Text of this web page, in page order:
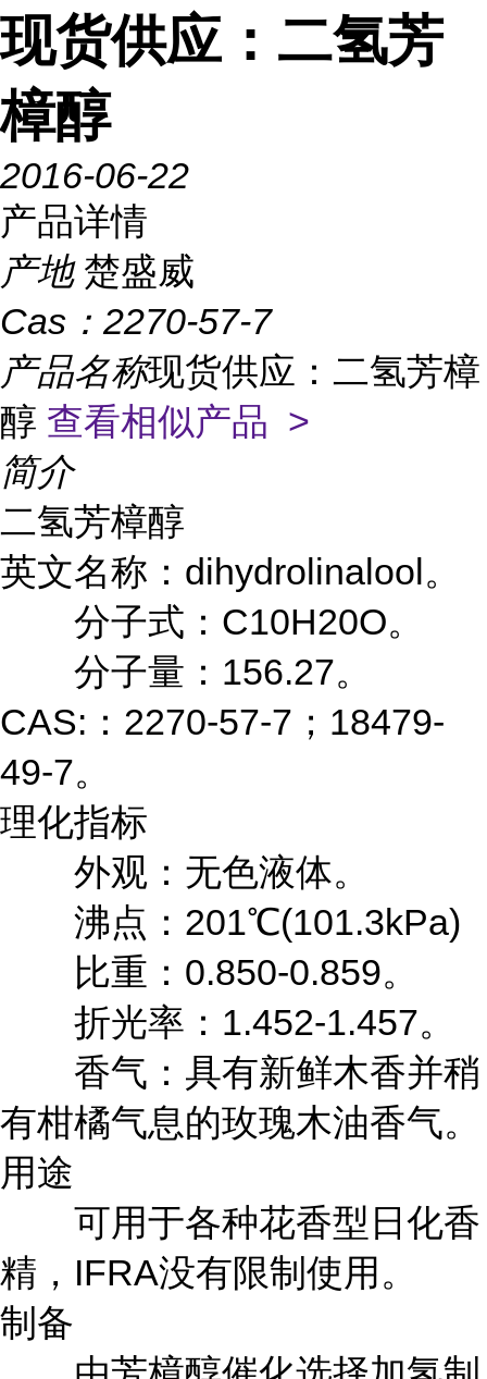
现货供应：二氢芳
樟醇
2016-06-22
产品详情
产地 楚盛威
Cas： 2270-57-7
产品名称现货供应：二氢芳樟
醇 查看相似产品 >
简介
二氢芳樟醇
英文名称：dihydrolinalool。
分子式：C10H20O。
分子量：156.27。
CAS:：2270-57-7；18479-
49-7。
理化指标
外观：无色液体。
沸点：201℃(101.3kPa)
比重：0.850-0.859。
折光率：1.452-1.457。
香气：具有新鲜木香并稍
有柑橘气息的玫瑰木油香气。
用途
可用于各种花香型日化香
精，IFRA没有限制使用。
制备